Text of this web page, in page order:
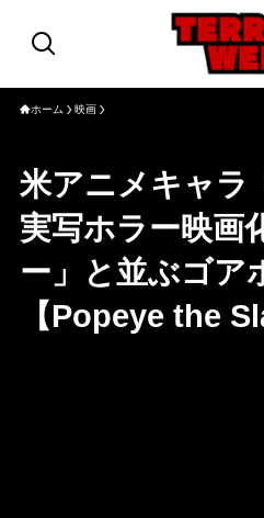
ホーム 映画
米アニメキャラ
実写ホラー映画
ー」と並ぶゴア
【Popeye the